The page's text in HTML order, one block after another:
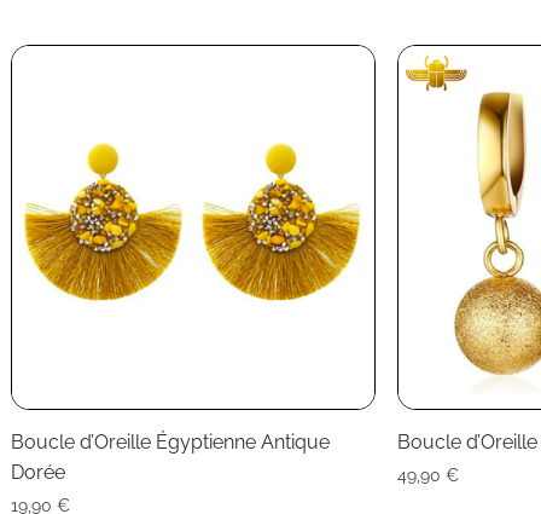
Boucle d’Oreille Égyptienne Antique
Dorée
19,90 €
Boucle
49,90 €